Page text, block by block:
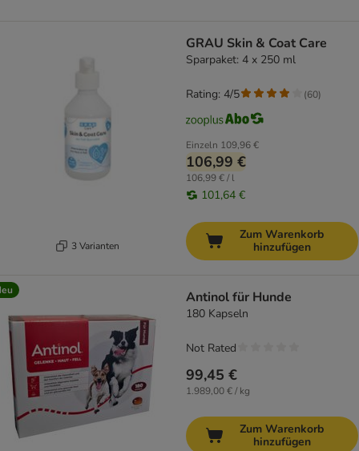
3 Varianten
GRAU Skin & Coat Care
Sparpaket: 4 x 250 ml
Einzeln 109,96 €
106,99 €
106,99 € / l
101,64 €
Rating: 4/5 (60)
Zum Warenkorb
hinzufügen
Antinol für Hunde
180 Kapseln
99,45 €
1.989,00 € / kg
Not Rated
Zum Warenkorb
hinzufügen